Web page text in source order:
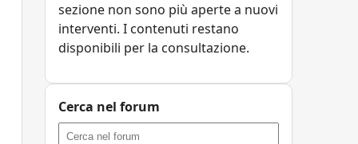
sezione non sono più aperte a nuovi
interventi. I contenuti restano
disponibili per la consultazione.
Cerca nel forum